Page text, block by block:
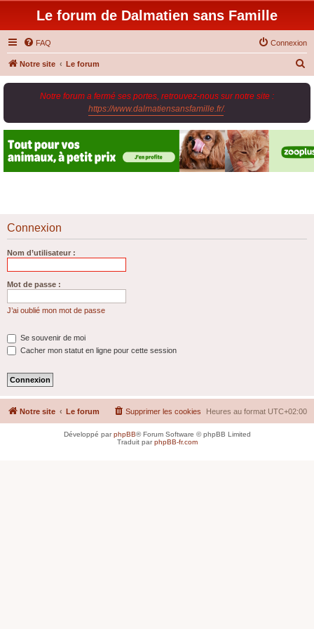
Le forum de Dalmatien sans Famille
FAQ Connexion
Notre site Le forum
e
r
Notre forum a fermé ses portes, retrouvez-nous sur notre site :
https://www.dalmatiensansfamille.fr/.
Connexion
Nom d’utilisateur :
Mot de passe :
J’ai oublié mon mot de passe
Se souvenir de moi
Cacher mon statut en ligne pour cette session
Notre site Le forum Heures au format UTC+02:00
Supprimer les cookies
Développé parphpBB® Forum Software © phpBB Limited
Traduit parphpBB-fr.com